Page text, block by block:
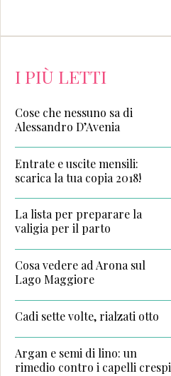
I PIÙ LETTI
Cose che nessuno sa di
Alessandro D’Avenia
Entrate e uscite mensili:
scarica la tua copia 2018!
La lista per preparare la
valigia per il parto
Cosa vedere ad Arona sul
Lago Maggiore
Cadi sette volte, rialzati otto
Argan e semi di lino: un
rimedio contro i capelli crespi